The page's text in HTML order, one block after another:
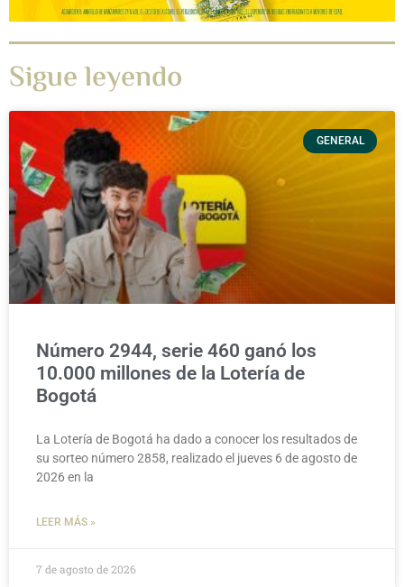
Sigue leyendo
GENERAL
Número 2944, serie 460 ganó los
10.000 millones de la Lotería de
Bogotá
La Lotería de Bogotá ha dado a conocer los resultados de
su sorteo número 2858, realizado el jueves 6 de agosto de
2026 en la
LEER MÁS »
7 de agosto de 2026